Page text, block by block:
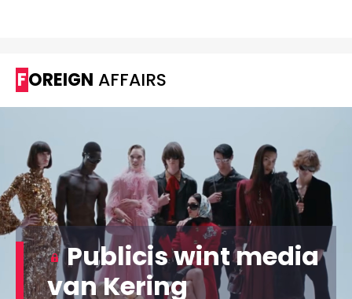
FOREIGN AFFAIRS
Publicis wint media
van Kering